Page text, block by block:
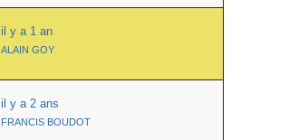
il y a 1 an
ALAIN GOY
il y a 2 ans
FRANCIS BOUDOT